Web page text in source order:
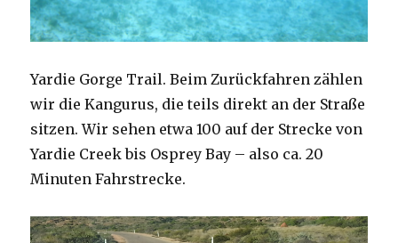
Yardie Gorge Trail. Beim Zurückfahren zählen
wir die Kangurus, die teils direkt an der Straße
sitzen. Wir sehen etwa 100 auf der Strecke von
Yardie Creek bis Osprey Bay – also ca. 20
Minuten Fahrstrecke.